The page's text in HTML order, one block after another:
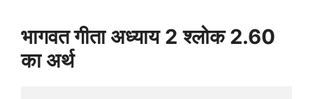
भागवत गीता अध्याय 2 श्लोक 2.60
का अर्थ